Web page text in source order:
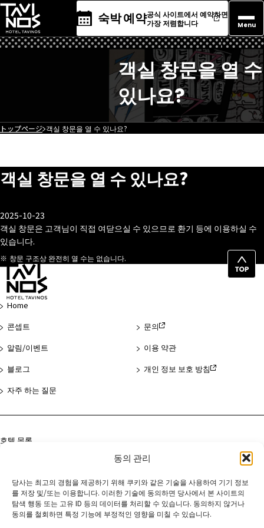
동의 관리
당사는 최고의 경험을 제공하기 위해 쿠키와 같은 기술을 사용하여 기기 정보
를 저장 및/또는 이용합니다. 이러한 기술에 동의하면 당사에서 본 사이트의
탐색 행동 또는 고유 ID 등의 데이터를 처리할 수 있습니다. 동의하지 않거나
동의를 철회하면 특정 기능에 부정적인 영향을 미칠 수 있습니다.
숙박 예약공식 사이트에서 예약하면
가장 저렴합니다
Menu
객실 창문을 열 수
있나요?
トップページ 객실 창문을 열 수 있나요?
객실 창문을 열 수 있나요?
2025-10-23
객실 창문은 고객님이 직접 여닫으실 수 있으므로 환기 등에 이용하실 수
있습니다.
창문 구조상 완전히 열 수는 없습니다.
페
Home
콘셉트
알림/이벤트
블로그
자주 하는 질문
문의
이용 약관
개인 정보 보호 방침
호텔 목록
하마마쓰초
교토